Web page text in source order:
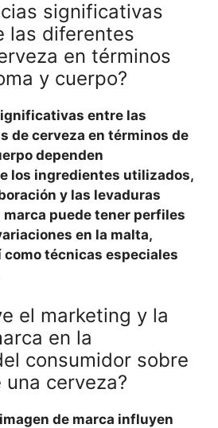
significativas
las diferentes
en términos
y cuerpo?
entre las
de cerveza en términos de
dependen
los ingredientes utilizados,
y las levaduras
marca puede tener perfiles
en la malta,
como técnicas especiales
el marketing y la
en la
consumidor sobre
cerveza?
de marca influyen